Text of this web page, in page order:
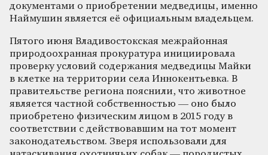
документами о приобретении медведицы, именно
Наймушин является её официальным владельцем.
Пятого июня Владивостокская межрайонная
природоохранная прокуратура инициировала
проверку условий содержания медведицы Майки
в клетке на территории села Иннокентьевка. В
правительстве региона пояснили, что животное
является частной собственностью — оно было
приобретено физическим лицом в 2015 году в
соответствии с действовавшим на тот момент
законодательством. Зверя использовали для